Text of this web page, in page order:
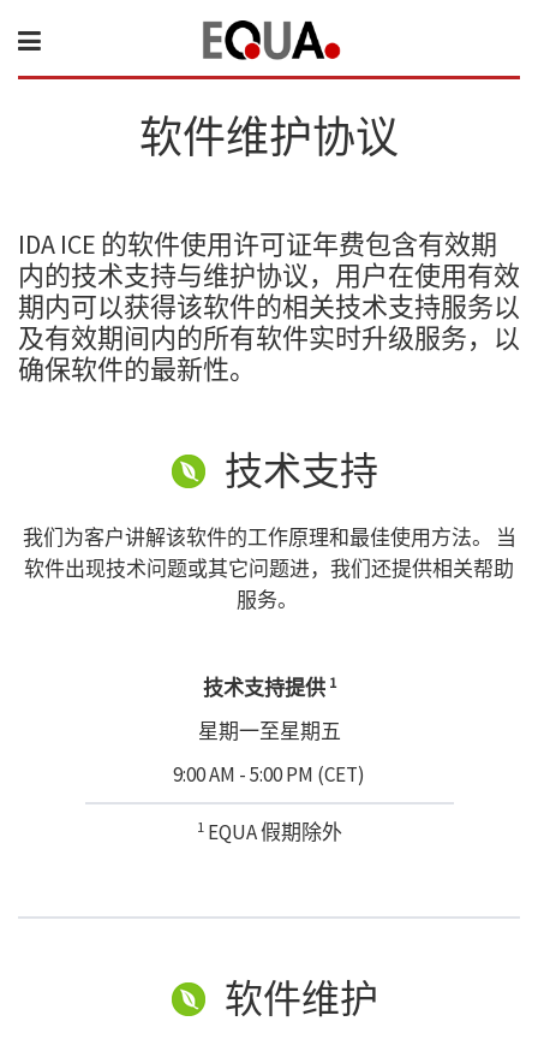
软件维护协议
IDA ICE 的软件使用许可证年费包含有效期
内的技术支持与维护协议，用户在使用有效
期内可以获得该软件的相关技术支持服务以
及有效期间内的所有软件实时升级服务，以
确保软件的最新性。
技术支持
我们为客户讲解该软件的工作原理和最佳使用方法。 当
软件出现技术问题或其它问题进，我们还提供相关帮助
服务。
技术支持提供 1
星期一至星期五
9:00 AM - 5:00 PM (CET)
1EQUA 假期除外
软件维护